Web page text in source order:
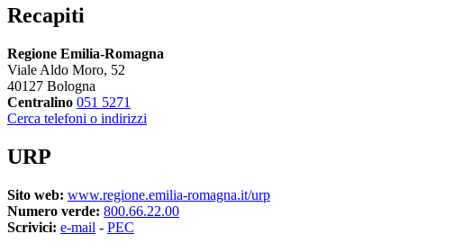
Recapiti
Regione Emilia-Romagna
Viale Aldo Moro, 52
40127 Bologna
Centralino 051 5271
Cerca telefoni o indirizzi
URP
Sito web: www.regione.emilia-romagna.it/urp
Numero verde: 800.66.22.00
Scrivici: e-mail - PEC